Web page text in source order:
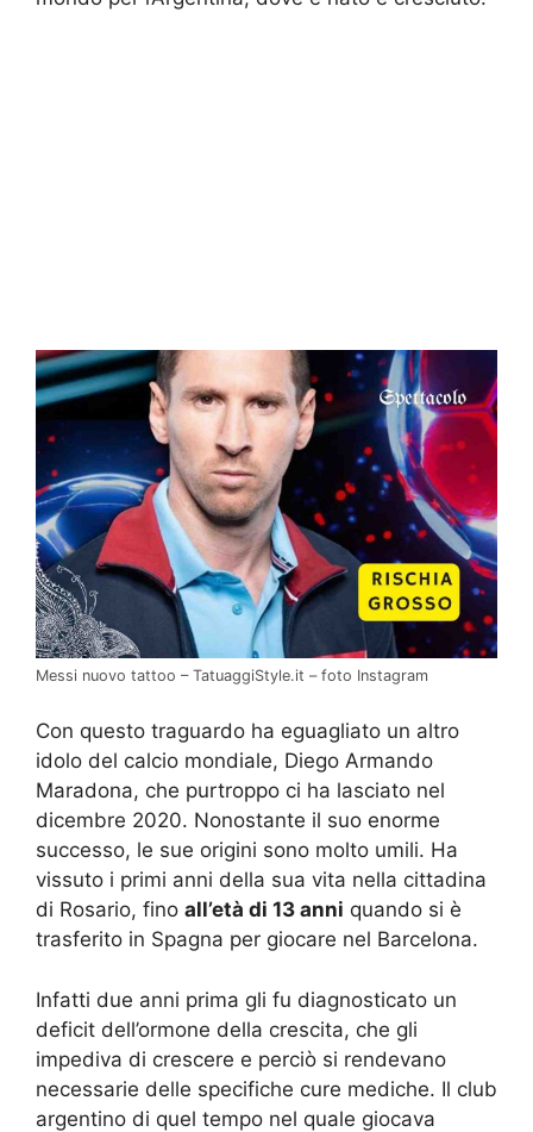
Messi nuovo tattoo – TatuaggiStyle.it – foto Instagram
Con questo traguardo ha eguagliato un altro
idolo del calcio mondiale, Diego Armando
Maradona, che purtroppo ci ha lasciato nel
dicembre 2020. Nonostante il suo enorme
successo, le sue origini sono molto umili. Ha
vissuto i primi anni della sua vita nella cittadina
di Rosario, fino all’età di 13 anni quando si è
trasferito in Spagna per giocare nel Barcelona.
Infatti due anni prima gli fu diagnosticato un
deficit dell’ormone della crescita, che gli
impediva di crescere e perciò si rendevano
necessarie delle specifiche cure mediche. Il club
argentino di quel tempo nel quale giocava